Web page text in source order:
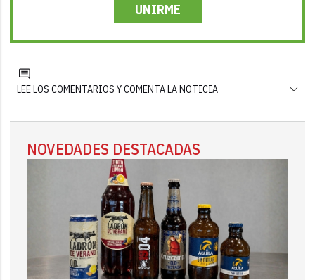
UNIRME
LEE LOS COMENTARIOS Y COMENTA LA NOTICIA
NOVEDADES DESTACADAS